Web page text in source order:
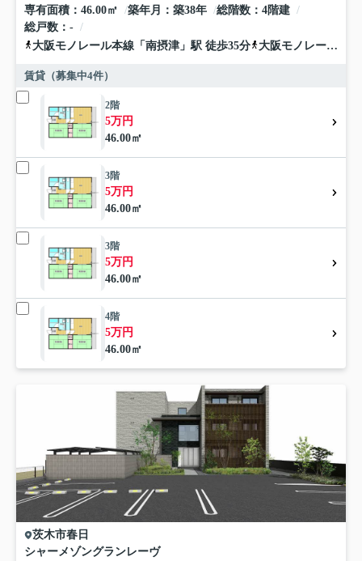
専有面積
46.00㎡ 築年月 築38年 総階数
4階建
総戸数
-
大阪モノレール本線 「南摂津 」駅 徒歩35分 大阪モノレール本線
賃貸（募集中4件）
2階
5万円
46.00㎡
3階
5万円
46.00㎡
3階
5万円
46.00㎡
4階
5万円
46.00㎡
茨木市春日
シャーメゾングランレーヴ